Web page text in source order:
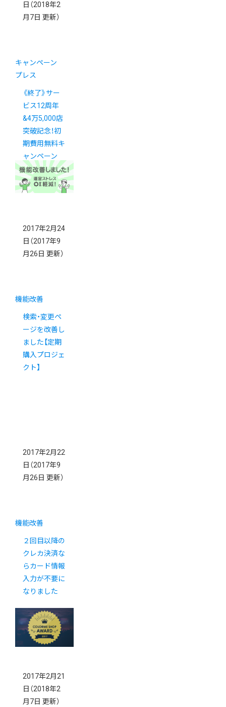
日 （2018年2
月7日 更新）
キャンペーン
プレス
《終了》サー
ビス12周年
&4万5,000店
突破記念！初
期費用無料キ
ャンペーン
2017年2月24
日 （2017年9
月26日 更新）
機能改善
検索・変更ペ
ージを改善し
ました【定期
購入プロジェ
クト】
2017年2月22
日 （2017年9
月26日 更新）
機能改善
２回目以降の
クレカ決済な
らカード情報
入力が不要に
なりました
2017年2月21
日 （2018年2
月7日 更新）